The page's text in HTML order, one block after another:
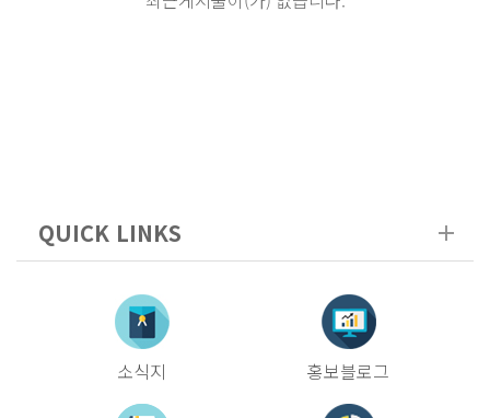
QUICK LINKS
소식지 홍보블로그